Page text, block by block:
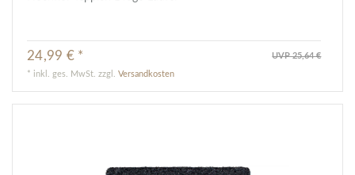
UVP 25,64 €
24,99 € *
* inkl. ges. MwSt. zzgl.Versandkosten